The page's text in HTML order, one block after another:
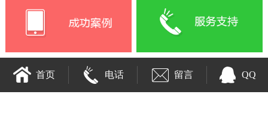
首页 电话 留言 QQ